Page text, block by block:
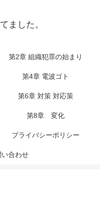
ました。
第2章 組織犯罪の始まり
第4章 電波ゴト
第6章 対策 対応策
第8章 変化
プライバシーポリシー
合わせ